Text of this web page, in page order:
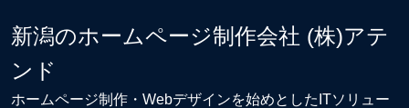
新潟のホームページ制作会社 (株)アテ
ンド
ホームページ制作・Webデザインを始めとしたITソリュー